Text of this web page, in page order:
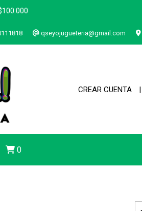
qseyojugueteria@gmail.com
CREAR CUENTA
0